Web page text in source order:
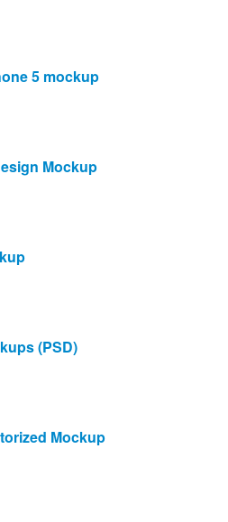
5 mockup
Mockup
(PSD)
Mockup